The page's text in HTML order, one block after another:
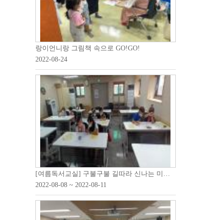
랑이언니랑 그림책 속으로 GO!GO!
2022-08-24
2022-08-08 ~ 2022-08-11